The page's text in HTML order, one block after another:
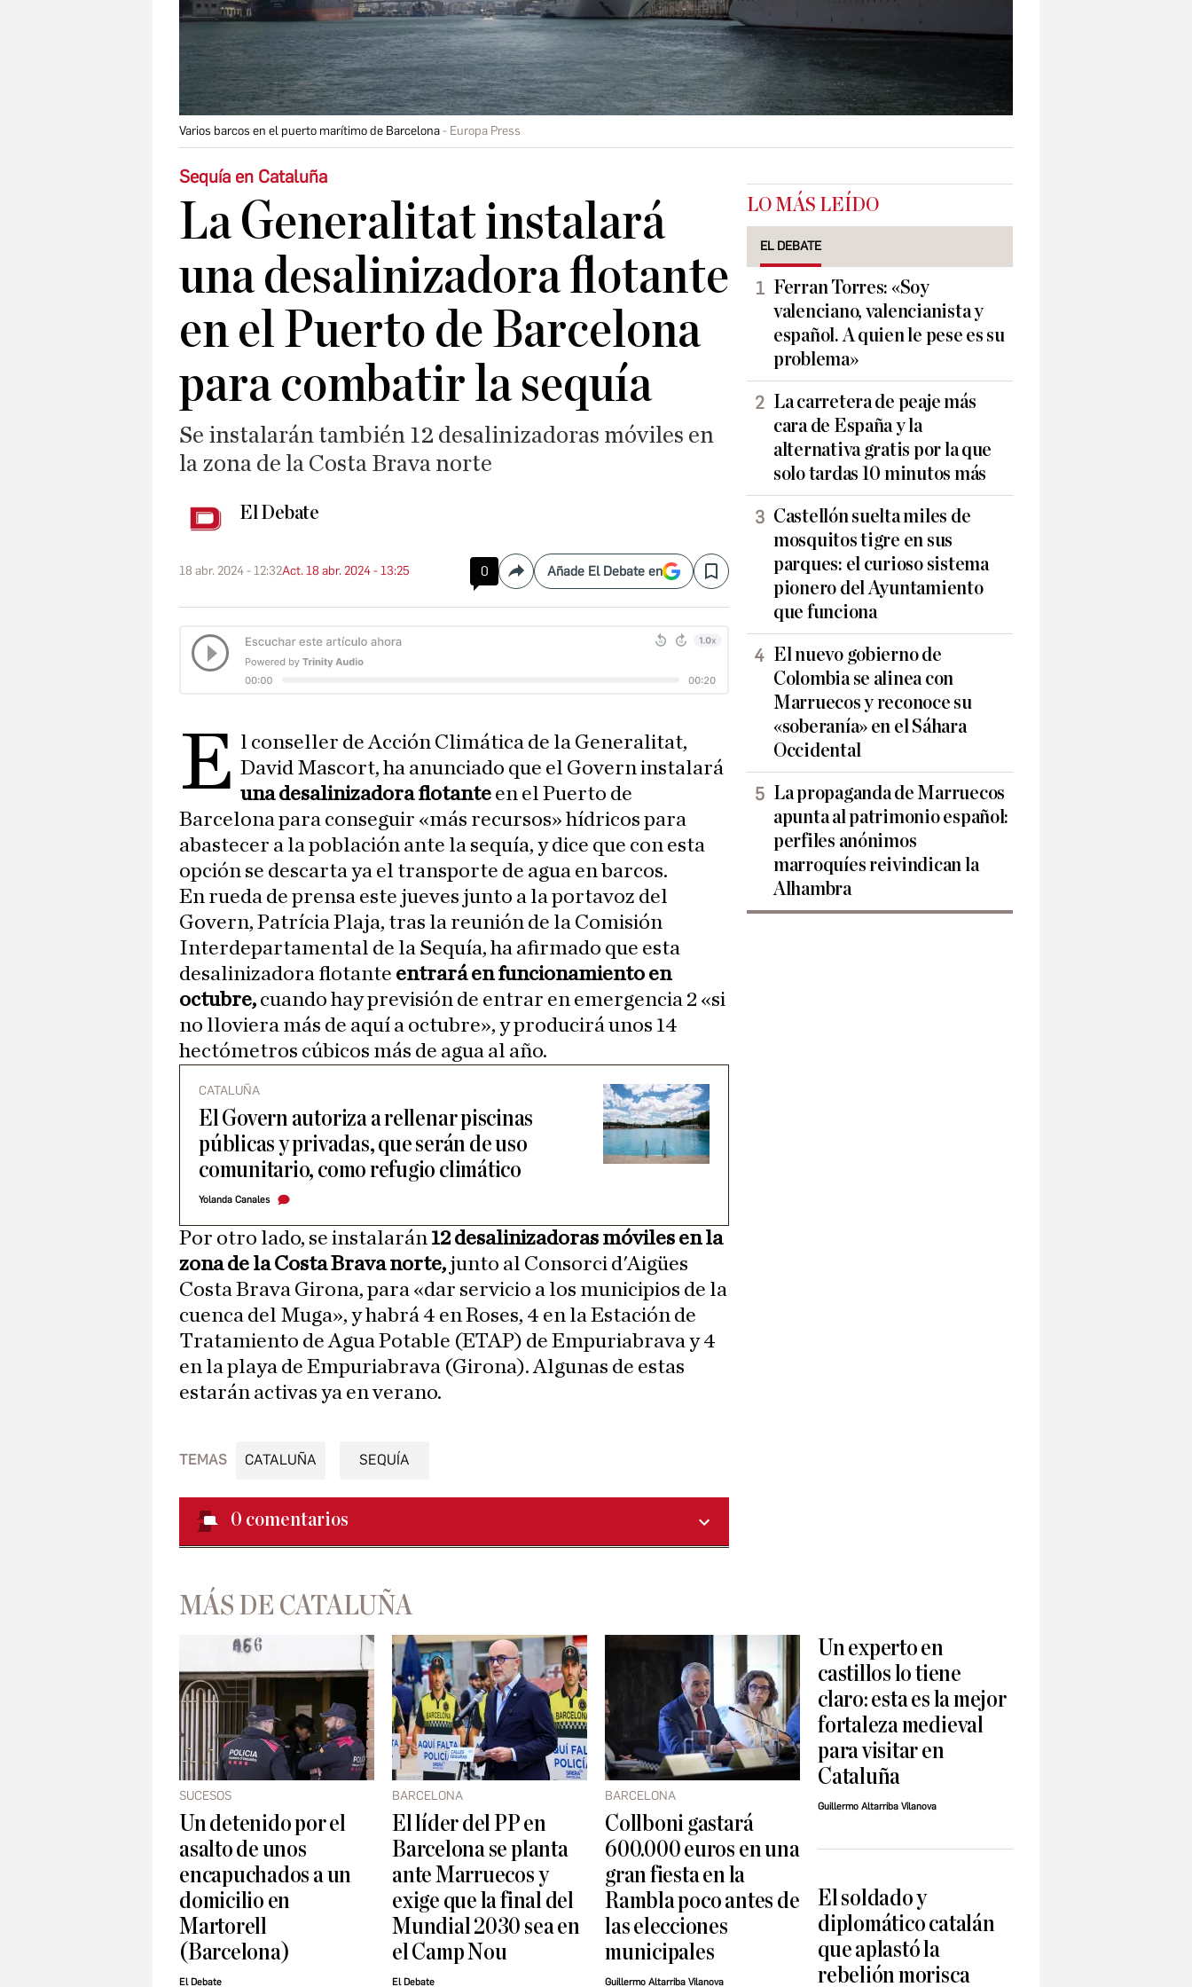
Varios barcos en el puerto marítimo de Barcelona Europa Press
Sequía en Cataluña
La Generalitat instalará
una desalinizadora flotante
en el Puerto de Barcelona
para combatir la sequía
Se instalarán también 12 desalinizadoras móviles en
la zona de la Costa Brava norte
El Debate
18 abr. 2024 - 12:32Act. 18 abr. 2024 - 13:25 0 CompartirAñade El Debate en Save
E l conseller de Acción Climática de la Generalitat,
David Mascort, ha anunciado que el Govern instalará
una desalinizadora flotante en el Puerto de
Barcelona para conseguir «más recursos» hídricos para
abastecer a la población ante la sequía, y dice que con esta
opción se descarta ya el transporte de agua en barcos.
En rueda de prensa este jueves junto a la portavoz del
Govern, Patrícia Plaja, tras la reunión de la Comisión
Interdepartamental de la Sequía, ha afirmado que esta
desalinizadora flotante entrará en funcionamiento en
octubre, cuando hay previsión de entrar en emergencia 2 «si
no lloviera más de aquí a octubre», y producirá unos 14
hectómetros cúbicos más de agua al año.
CATALUÑA
El Govern autoriza a rellenar piscinas
públicas y privadas, que serán de uso
comunitario, como refugio climático
Yolanda Canales
Por otro lado, se instalarán 12 desalinizadoras móviles en la
zona de la Costa Brava norte, junto al Consorci d'Aigües
Costa Brava Girona, para «dar servicio a los municipios de la
cuenca del Muga», y habrá 4 en Roses, 4 en la Estación de
Tratamiento de Agua Potable (ETAP) de Empuriabrava y 4
en la playa de Empuriabrava (Girona). Algunas de estas
estarán activas ya en verano.
TEMAS CATALUÑA SEQUÍA
0 comentarios
LO MÁS LEÍDO
EL DEBATE
Ferran Torres: «Soy
valenciano, valencianista y
español. A quien le pese es su
problema»
La carretera de peaje más
cara de España y la
alternativa gratis por la que
solo tardas 10 minutos más
Castellón suelta miles de
mosquitos tigre en sus
parques: el curioso sistema
pionero del Ayuntamiento
que funciona
El nuevo gobierno de
Colombia se alinea con
Marruecos y reconoce su
«soberanía» en el Sáhara
Occidental
La propaganda de Marruecos
apunta al patrimonio español:
perfiles anónimos
marroquíes reivindican la
Alhambra
MÁS DE CATALUÑA
SUCESOS
Un detenido por el
asalto de unos
encapuchados a un
domicilio en
Martorell
(Barcelona)
El Debate
BARCELONA
El líder del PP en
Barcelona se planta
ante Marruecos y
exige que la final del
Mundial 2030 sea en
el Camp Nou
El Debate
BARCELONA
Collboni gastará
600.000 euros en una
gran fiesta en la
Rambla poco antes de
las elecciones
municipales
Guillermo Altarriba Vilanova
Un experto en
castillos lo tiene
claro: esta es la mejor
fortaleza medieval
para visitar en
Cataluña
Guillermo Altarriba Vilanova
El soldado y
diplomático catalán
que aplastó la
rebelión morisca